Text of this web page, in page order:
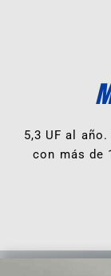
5,3 UF al
con más de